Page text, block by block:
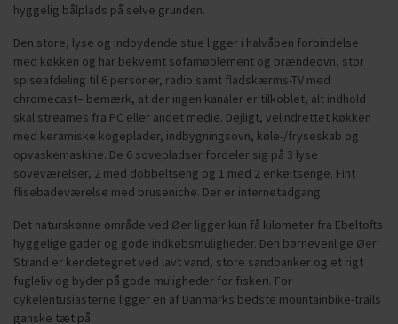
hyggelig bålplads på selve grunden.
Den store, lyse og indbydende stue ligger i halvåben forbindelse
med køkken og har bekvemt sofamøblement og brændeovn, stor
spiseafdeling til 6 personer, radio samt fladskærms-TV med
chromecast– bemærk, at der ingen kanaler er tilkoblet, alt indhold
skal streames fra PC eller andet medie. Dejligt, velindrettet køkken
med keramiske kogeplader, indbygningsovn, køle-/fryseskab og
opvaskemaskine. De 6 sovepladser fordeler sig på 3 lyse
soveværelser, 2 med dobbeltseng og 1 med 2 enkeltsenge. Fint
flisebadeværelse med bruseniche. Der er internetadgang.
Det naturskønne område ved Øer ligger kun få kilometer fra Ebeltofts
hyggelige gader og gode indkøbsmuligheder. Den børnevenlige Øer
Strand er kendetegnet ved lavt vand, store sandbanker og et rigt
fugleliv og byder på gode muligheder for fiskeri. For
cykelentusiasterne ligger en af Danmarks bedste mountainbike-trails
ganske tæt på.